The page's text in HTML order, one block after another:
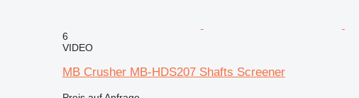
6
VIDEO
MB Crusher MB-HDS207 Shafts Screener